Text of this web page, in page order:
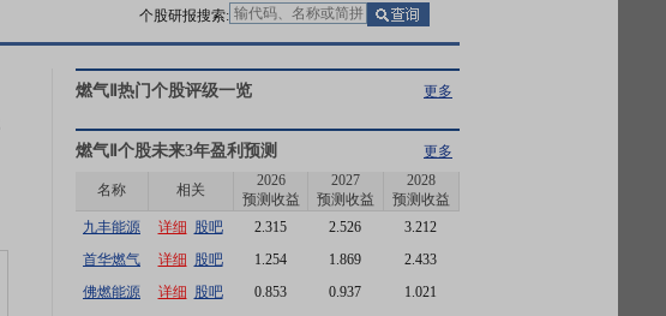
个股研报搜索:
燃气Ⅱ 热门个股评级一览 更多
燃气Ⅱ 个股未来3年盈利预测 更多
名称 相关
2026
预测收益
2027
预测收益
2028
预测收益
九丰能源
详细 股吧 2.315 2.526
3.212
首华燃气
详细 股吧 1.254 1.869
2.433
佛燃能源
详细 股吧 0.853 0.937
1.021